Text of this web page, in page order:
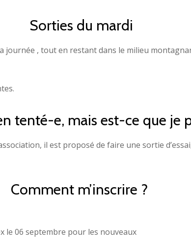
Sorties du mardi
journée , tout en restant dans le milieu
tenté-e, mais est-ce que je
il est proposé de faire une sortie
Comment m’inscrire ?
le 06 septembre pour les nouveaux